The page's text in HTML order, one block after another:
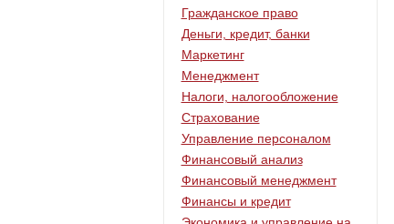
Гражданское право
Деньги, кредит, банки
Маркетинг
Менеджмент
Налоги, налогообложение
Страхование
Управление персоналом
Финансовый анализ
Финансовый менеджмент
Финансы и кредит